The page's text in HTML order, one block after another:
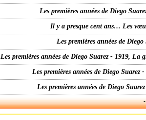
Les premières années de Diego
Il y a presque cent ans… Les
Les premières années de
Les premières années de Diego Suarez - 1919,
Les premières années de Diego
Les premières années de Diego